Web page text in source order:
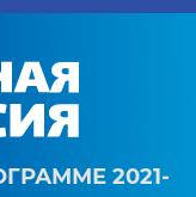
2021-